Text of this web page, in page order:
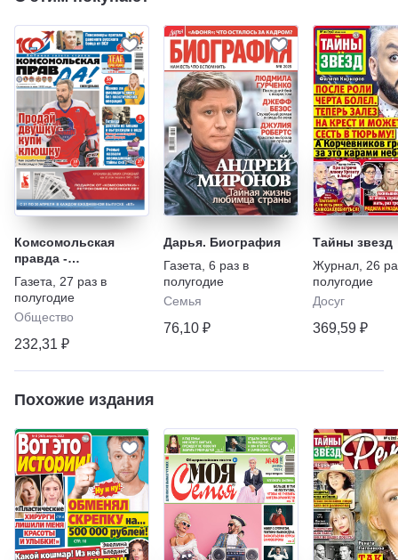
Комсомольская
правда -
Еженедельник с
"Телепрограммой"
Газета
27 раз в
полугодие
Общество
232,31 ₽
Дарья. Биография
Газета 6 раз в
полугодие
Семья
76,10 ₽
Тайны звезд
Журнал 26
полугодие
Досуг
369,59 ₽
Похожие издания